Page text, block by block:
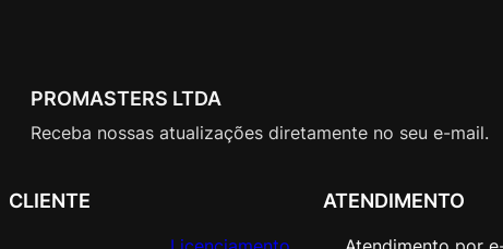
A
PROMASTERS LTDA
Receba nossas atualizações diretamente no seu e-mail.
CLIENTE ATENDIMENTO